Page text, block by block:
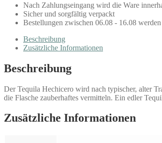
Nach Zahlungseingang wird die Ware
Sicher und sorgfältig verpackt
Bestellungen zwischen 06.08 - 16.08
Beschreibung
Zusätzliche Informationen
Beschreibung
Der Tequila Hechicero wird nach typischer, alter
die Flasche zauberhaftes vermitteln. Ein edler
Zusätzliche Informationen